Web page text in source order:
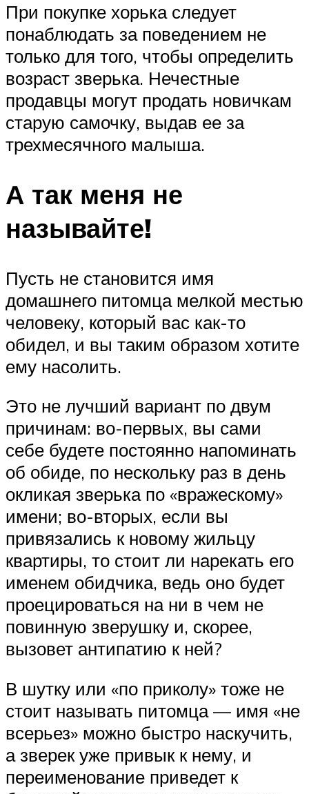
При покупке хорька следует
понаблюдать за поведением не
только для того, чтобы определить
возраст зверька. Нечестные
продавцы могут продать новичкам
старую самочку, выдав ее за
трехмесячного малыша.
А так меня не
называйте!
Пусть не становится имя
домашнего питомца мелкой местью
человеку, который вас как-то
обидел, и вы таким образом хотите
ему насолить.
Это не лучший вариант по двум
причинам: во-первых, вы сами
себе будете постоянно напоминать
об обиде, по нескольку раз в день
окликая зверька по «вражескому»
имени; во-вторых, если вы
привязались к новому жильцу
квартиры, то стоит ли нарекать его
именем обидчика, ведь оно будет
проецироваться на ни в чем не
повинную зверушку и, скорее,
вызовет антипатию к ней?
В шутку или «по приколу» тоже не
стоит называть питомца — имя «не
всерьез» можно быстро наскучить,
а зверек уже привык к нему, и
переименование приведет к